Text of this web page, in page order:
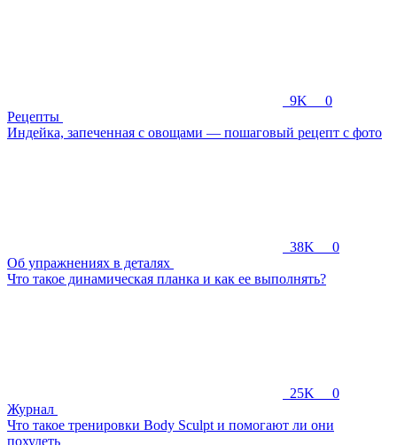
9K
0
Рецепты
Индейка, запеченная с овощами — пошаговый рецепт с фото
38K
0
Об упражнениях в деталях
Что такое динамическая планка и как ее выполнять?
25K
0
Журнал
Что такое тренировки Body Sculpt и помогают ли они
похудеть